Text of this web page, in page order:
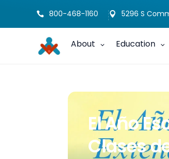
 800-468-1160  5296 S
About Education
El Año
Clases